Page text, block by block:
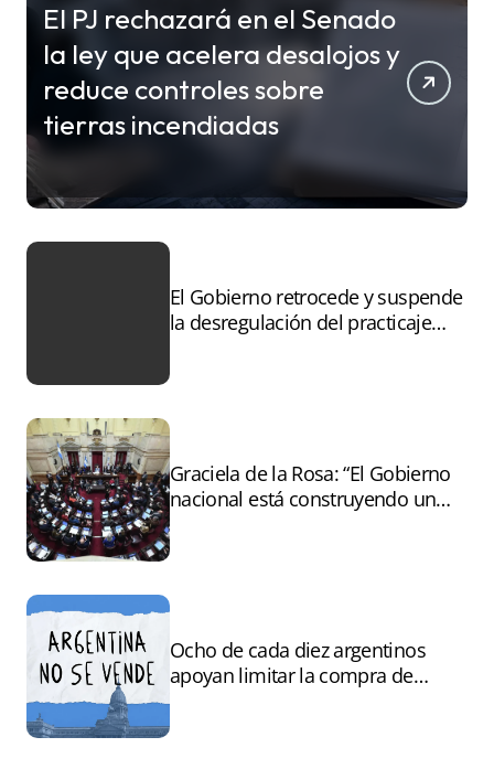
El PJ rechazará en el Senado
la ley que acelera desalojos y
reduce controles sobre
tierras incendiadas
El Gobierno retrocede y suspende
la desregulación del practicaje
Graciela de la Rosa: “El Gobierno
nacional está construyendo un
Ocho de cada diez argentinos
apoyan limitar la compra de